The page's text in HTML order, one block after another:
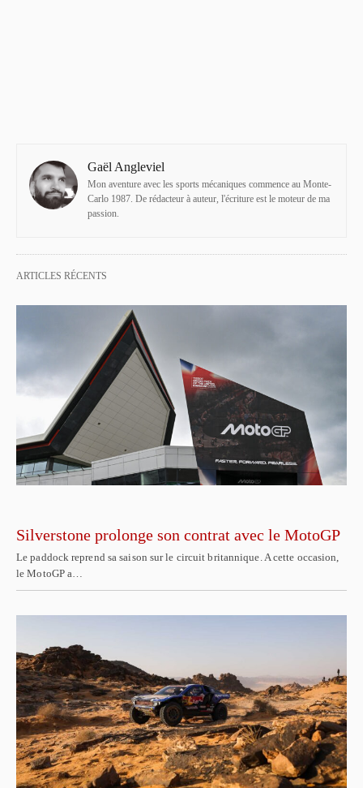
Gaël Angleviel
Mon aventure avec les sports mécaniques commence au Monte-
Carlo 1987. De rédacteur à auteur, l'écriture est le moteur de ma
passion.
ARTICLES RÉCENTS
Silverstone prolonge son contrat avec le MotoGP
Le paddock reprend sa saison sur le circuit britannique. A cette occasion,
le MotoGP a…